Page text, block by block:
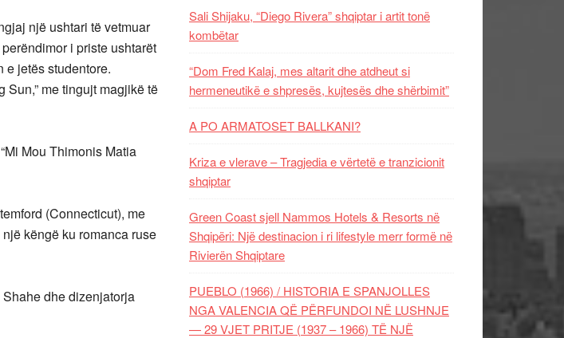
një ushtari të vetmuar
i priste ushtarët
e jetës studentore.
Sun,” me tingujt magjikë të
Mou Thimonis Matia
(Connecticut), me
këngë ku romanca ruse
dhe dizenjatorja
Sali Shijaku, “Diego Rivera” shqiptar i artit tonë
kombëtar
“Dom Fred Kalaj, mes altarit dhe atdheut si
hermeneutikë e shpresës, kujtesës dhe shërbimit”
A PO ARMATOSET BALLKANI?
Kriza e vlerave – Tragjedia e vërtetë e tranzicionit
shqiptar
Green Coast sjell Nammos Hotels & Resorts në
Shqipëri: Një destinacion i ri lifestyle merr formë në
Rivierën Shqiptare
PUEBLO (1966) / HISTORIA E SPANJOLLES
NGA VALENCIA QË PËRFUNDOI NË LUSHNJE
— 29 VJET PRITJE (1937 – 1966) TË NJË